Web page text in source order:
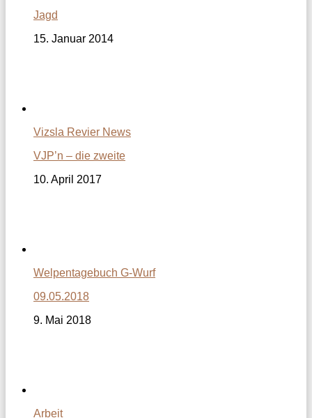
Jagd
15. Januar 2014
Vizsla Revier News
VJP’n – die zweite
10. April 2017
Welpentagebuch G-Wurf
09.05.2018
9. Mai 2018
Arbeit